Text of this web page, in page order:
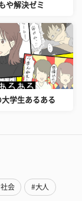
や解決ゼミ
大学生あるある
会 #大人